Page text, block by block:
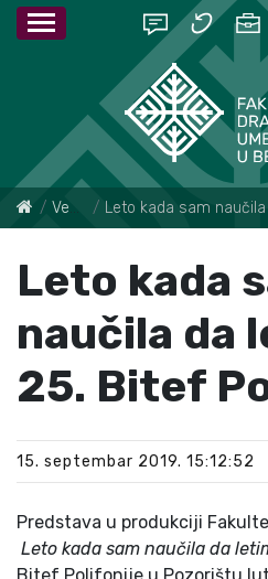
Vesti Leto kada sam naučila
Leto kada
naučila da
25. Bitef
15. septembar 2019. 15:12:52
Predstava u produkciji
Leto kada sam naučila da